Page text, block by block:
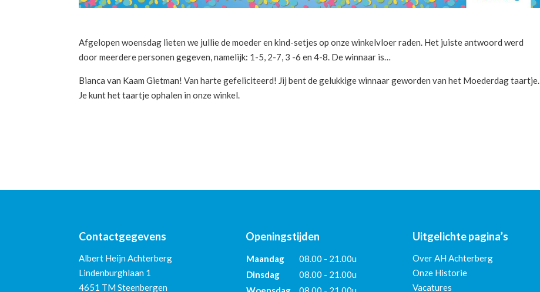
Afgelopen woensdag lieten we jullie de moeder en kind-setjes op onze winkelvloer raden. Het juiste antwoord werd
door meerdere personen gegeven, namelijk: 1-5, 2-7, 3 -6 en 4-8. De winnaar is…
Bianca van Kaam Gietman! Van harte gefeliciteerd! Jij bent de gelukkige winnaar geworden van het Moederdag taartje.
Je kunt het taartje ophalen in onze winkel.
Contactgegevens
Albert Heijn Achterberg
Lindenburghlaan 1
4651 TM Steenbergen
Openingstijden
Maandag
08.00 - 21.00u
Dinsdag
08.00 - 21.00u
Uitgelichte pagina’s
Over AH Achterberg
Onze Historie
Vacatures